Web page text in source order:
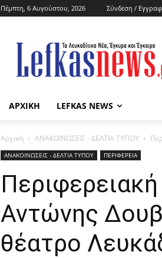
Πέμπτη, 6 Αυγούστου, 2026 Σύνδεση /
ΑΡΧΙΚΗ LEFKAS NEWS
Αρχική ΑΝΑΚΟΙΝΩΣΕΙΣ - ΔΕΛΤΙΑ ΤΥΠΟΥ
ΑΝΑΚΟΙΝΩΣΕΙΣ - ΔΕΛΤΙΑ ΤΥΠΟΥ ΠΕΡΙΦΕΡΕΙΑ
Αντώνης
θέατρο